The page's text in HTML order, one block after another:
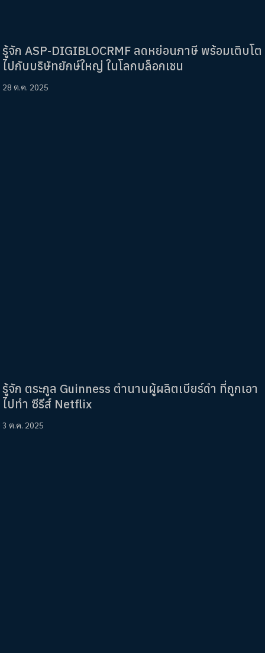
รู้จัก ASP-DIGIBLOCRMF ลดหย่อนภาษี พร้อมเติบโต
ไปกับบริษัทยักษ์ใหญ่ ในโลกบล็อกเชน
28 ต.ค. 2025
รู้จัก ตระกูล Guinness ตำนานผู้ผลิตเบียร์ดำ ที่ถูกเอา
ไปทำ ซีรีส์ Netflix
3 ต.ค. 2025